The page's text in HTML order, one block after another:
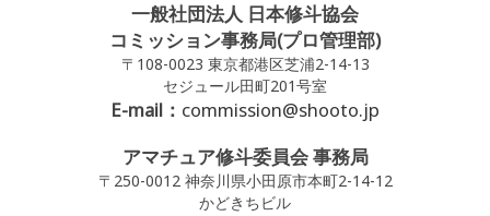
一般社団法人 日本修斗協会
コミッション事務局(プロ管理部)
〒108-0023 東京都港区芝浦2-14-13
セジュール田町201号室
E-mail： commission@shooto.jp
アマチュア修斗委員会 事務局
〒250-0012 神奈川県小田原市本町2-14-12
かどきちビル